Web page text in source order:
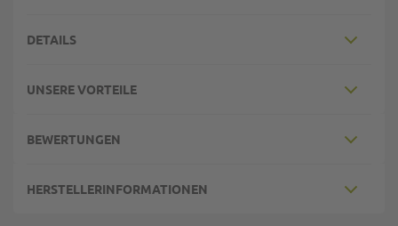
DETAILS
UNSERE VORTEILE
BEWERTUNGEN
HERSTELLERINFORMATIONEN